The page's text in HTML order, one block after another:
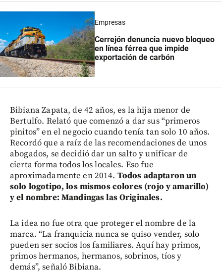
Empresas
Cerrejón denuncia nuevo bloqueo
en línea férrea que impide
exportación de carbón
Bibiana Zapata, de 42 años, es la hija menor de
Bertulfo. Relató que comenzó a dar sus “primeros
pinitos” en el negocio cuando tenía tan solo 10 años.
Recordó que a raíz de las recomendaciones de unos
abogados, se decidió dar un salto y unificar de
cierta forma todos los locales. Eso fue
aproximadamente en 2014. Todos adaptaron un
solo logotipo, los mismos colores (rojo y amarillo)
y el nombre: Mandingas las Originales.
La idea no fue otra que proteger el nombre de la
marca. “La franquicia nunca se quiso vender, solo
pueden ser socios los familiares. Aquí hay primos,
primos hermanos, hermanos, sobrinos, tíos y
demás”, señaló Bibiana.